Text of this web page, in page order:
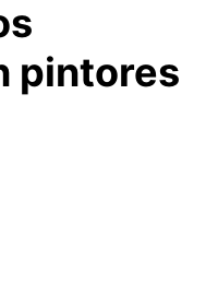
pintores